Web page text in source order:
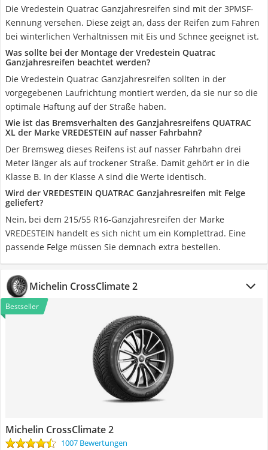
Die Vredestein Quatrac Ganzjahresreifen sind mit der 3PMSF-
Kennung versehen. Diese zeigt an, dass der Reifen zum Fahren
bei winterlichen Verhältnissen mit Eis und Schnee geeignet ist.
Was sollte bei der Montage der Vredestein Quatrac
Ganzjahresreifen beachtet werden?
Die Vredestein Quatrac Ganzjahresreifen sollten in der
vorgegebenen Laufrichtung montiert werden, da sie nur so die
optimale Haftung auf der Straße haben.
Wie ist das Bremsverhalten des Ganzjahresreifens QUATRAC
XL der Marke VREDESTEIN auf nasser Fahrbahn?
Der Bremsweg dieses Reifens ist auf nasser Fahrbahn drei
Meter länger als auf trockener Straße. Damit gehört er in die
Klasse B. In der Klasse A sind die Werte identisch.
Wird der VREDESTEIN QUATRAC Ganzjahresreifen mit Felge
geliefert?
Nein, bei dem 215/55 R16-Ganzjahresreifen der Marke
VREDESTEIN handelt es sich nicht um ein Komplettrad. Eine
passende Felge müssen Sie demnach extra bestellen.
Michelin CrossClimate 2
Bestseller
Michelin CrossClimate 2
1007 Bewertungen